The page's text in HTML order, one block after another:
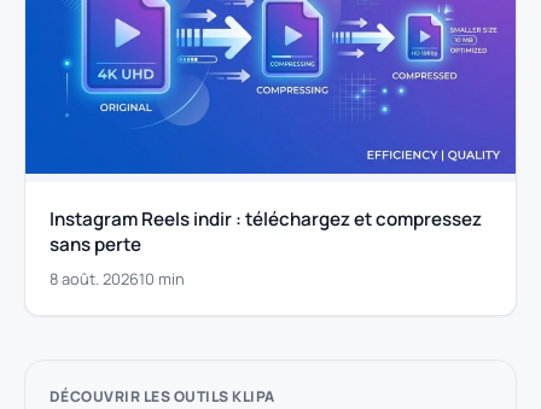
Instagram Reels indir : téléchargez et compressez
sans perte
8 août. 202610 min
DÉCOUVRIR LES OUTILS KLIPA